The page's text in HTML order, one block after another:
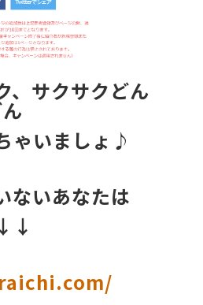
、サクサクどん
ゃいましょ♪
ないあなたは